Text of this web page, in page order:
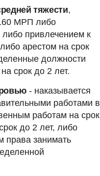
тяжести,
МРП либо
привлечением к
арестом на срок
должности
срок до 2 лет.
- наказывается
работами в
работам на срок
до 2 лет, либо
права занимать